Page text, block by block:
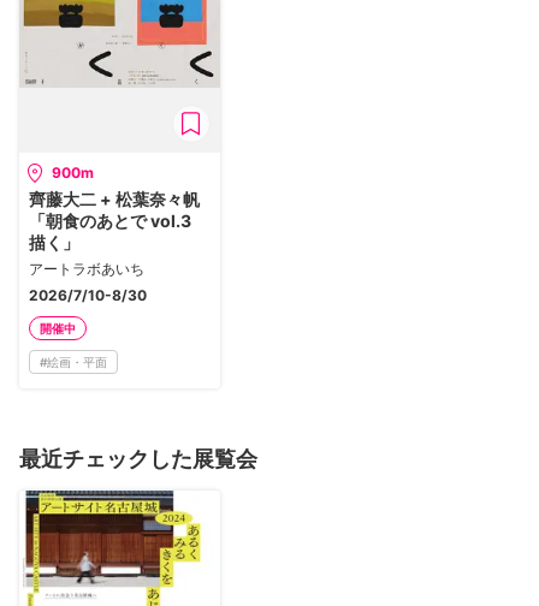
900m
齊藤大二 + 松葉奈々帆
「朝食のあとで vol.3
描く」
アートラボあいち
2026/7/10-8/30
開催中
#絵画・平面
最近チェックした展覧会